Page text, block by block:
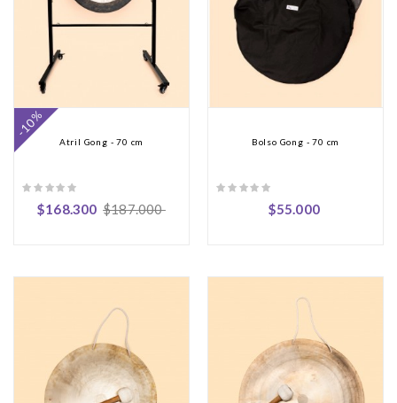
Atril Gong - 70 cm
$168.300 $187.000
-10%
Bolso Gong - 70 cm
$55.000